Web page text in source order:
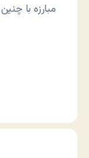
مبارزه با